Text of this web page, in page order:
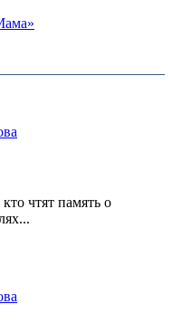
чтят память о